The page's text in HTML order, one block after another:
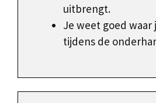
uitbrengt.
Je weet goed waar
tijdens de